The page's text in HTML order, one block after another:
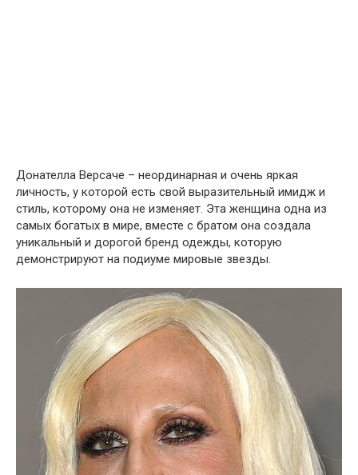
Донателла Версаче – неординарная и очень яркая
личность, у которой есть свой выразительный имидж и
стиль, которому она не изменяет. Эта женщина одна из
самых богатых в мире, вместе с братом она создала
уникальный и дорогой бренд одежды, которую
демонстрируют на подиуме мировые звезды.